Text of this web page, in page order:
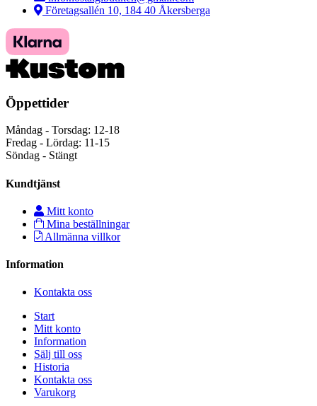
Företagsallén 10, 184 40 Åkersberga
Öppettider
Måndag - Torsdag: 12-18
Fredag - Lördag: 11-15
Söndag - Stängt
Kundtjänst
Mitt konto
Mina beställningar
Allmänna villkor
Information
Kontakta oss
Start
Mitt konto
Information
Sälj till oss
Historia
Kontakta oss
Varukorg